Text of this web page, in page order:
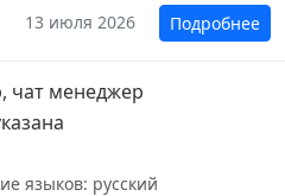
13 июля 2026
Подробнее
чат менеджер
языков: русский